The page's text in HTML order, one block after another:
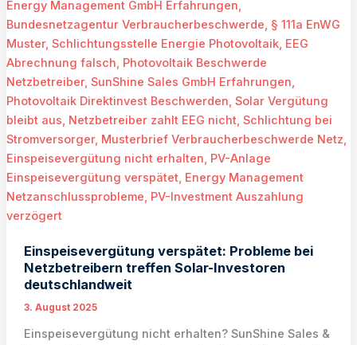
sich
von
Strompreisen
und
Tankstellen
unabhängig?
Einspeisevergütung verspätet: Probleme bei
Netzbetreibern treffen Solar-Investoren
deutschlandweit
3. August 2025
Einspeisevergütung nicht erhalten? SunShine Sales &